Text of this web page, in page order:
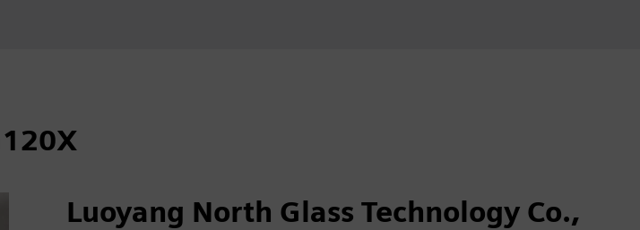
Luoyang North Glass Technology Co.,